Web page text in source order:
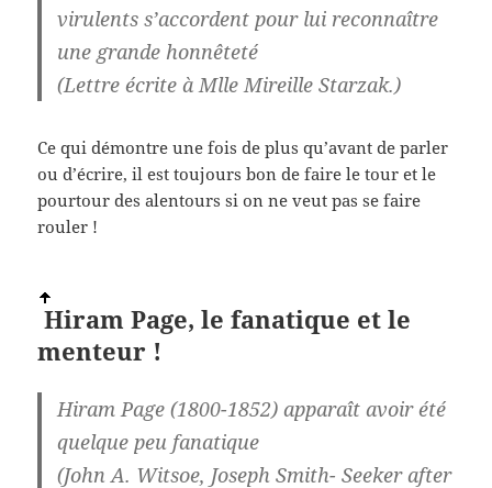
virulents s’accordent pour lui reconnaître
une grande honnêteté
(Lettre écrite à Mlle Mireille Starzak.)
Ce qui démontre une fois de plus qu’avant de parler
ou d’écrire, il est toujours bon de faire le tour et le
pourtour des alentours si on ne veut pas se faire
rouler !
Hiram Page, lefanatique et le
menteur !
Hiram Page (1800-1852) apparaît avoir été
quelque peu fanatique
(John A. Witsoe, Joseph Smith- Seeker after